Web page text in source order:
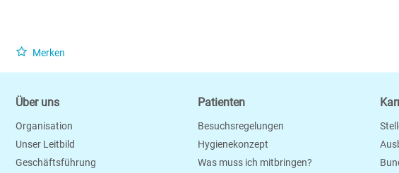
Merken
Über uns
Organisation
Unser Leitbild
Geschäftsführung
Patienten
Besuchsregelungen
Hygienekonzept
Was muss ich mitbringen?